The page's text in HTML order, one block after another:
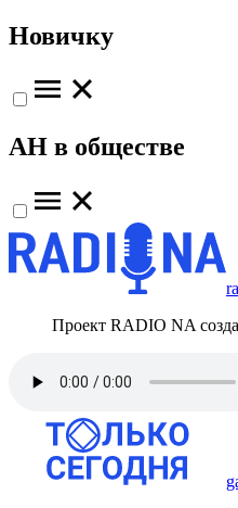
Новичку
АН в обществе
Проект RADIO NA